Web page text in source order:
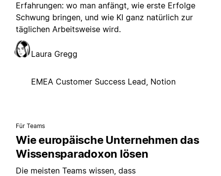
Erfahrungen: wo man anfängt, wie erste Erfolge
Schwung bringen, und wie KI ganz natürlich zur
täglichen Arbeitsweise wird.
Laura Gregg
EMEA Customer Success Lead, Notion
Für Teams
Wie europäische Unternehmen das
Wissensparadoxon lösen
Die meisten Teams wissen, dass